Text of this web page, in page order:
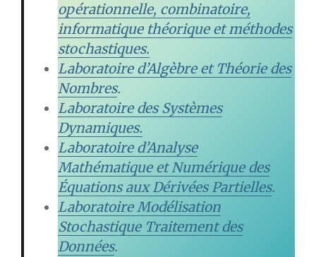
opérationnelle, combinatoire,
informatique théorique et méthodes
stochastiques.
Laboratoire d’Algèbre et Théorie des
Nombres.
Laboratoire des Systèmes
Dynamiques.
Laboratoire d’Analyse
Mathématique et Numérique des
Équations aux Dérivées Partielles.
Laboratoire Modélisation
Stochastique Traitement des
Données.